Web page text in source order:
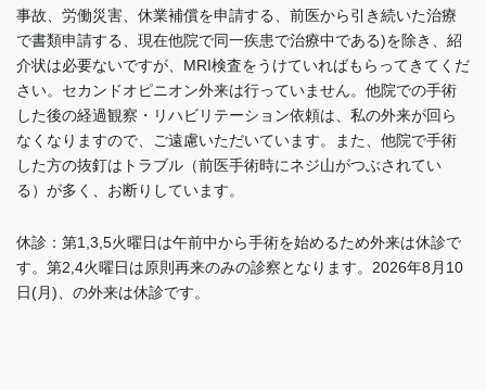
事故、労働災害、休業補償を申請する、前医から引き続いた治療
で書類申請する、現在他院で同一疾患で治療中である)を除き、紹
介状は必要ないですが、MRI検査をうけていればもらってきてくだ
さい。セカンドオピニオン外来は行っていません。他院での手術
した後の経過観察・リハビリテーション依頼は、私の外来が回ら
なくなりますので、ご遠慮いただいています。また、他院で手術
した方の抜釘はトラブル（前医手術時にネジ山がつぶされてい
る）が多く、お断りしています。
休診：第1,3,5火曜日は午前中から手術を始めるため外来は休診で
す。 第2,4火曜日は原則再来のみの診察となります。2026年8月10
日(月)、の外来は休診です。